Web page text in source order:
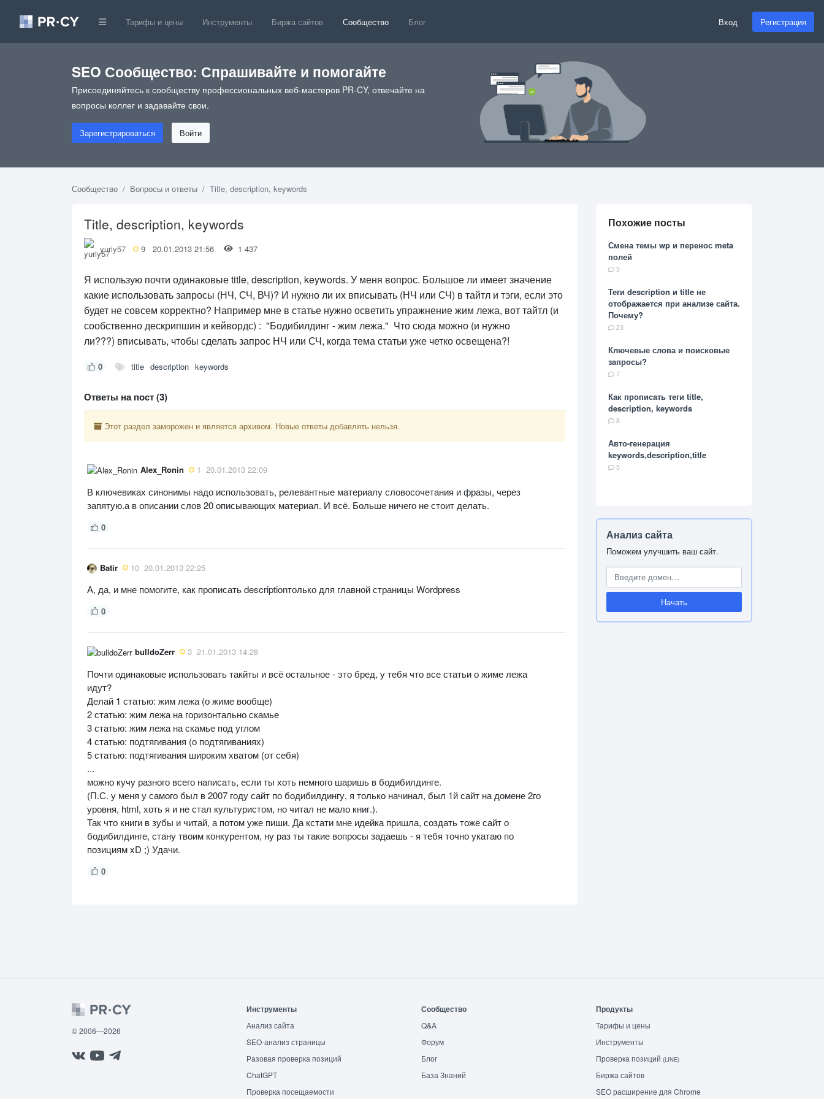
Тарифы и цены Инструменты Биржа сайтов Сообщество Блог Вход Регистрация
SEO Сообщество: Спрашивайте и помогайте
Присоединяйтесь к сообществу профессиональных веб-мастеров PR-CY, отвечайте на
вопросы коллег и задавайте свои.
Зарегистрироваться Войти
Сообщество Вопросы и ответы Title, description, keywords
Title, description, keywords
yuriy57 9 20.01.2013 21:56 1 437
Я использую почти одинаковые title, description, keywords. У меня вопрос. Большое ли имеет значение
какие использовать запросы (НЧ, СЧ, ВЧ)? И нужно ли их вписывать (НЧ или СЧ) в тайтл и тэги, если это
будет не совсем корректно? Например мне в статье нужно осветить упражнение жим лежа, вот тайтл (и
сообственно дескрипшин и кейвордс) : "Бодибилдинг - жим лежа." Что сюда можно (и нужно
ли???) вписывать, чтобы сделать запрос НЧ или СЧ, когда тема статьи уже четко освещена?!
0 title description keywords
Ответы на пост (3)
Этот раздел заморожен и является архивом. Новые ответы добавлять нельзя.
Alex_Ronin 1 20.01.2013 22:09
В ключевиках синонимы надо использовать, релевантные материалу словосочетания и фразы, через
запятую.а в описании слов 20 описывающих материал. И всё. Больше ничего не стоит делать.
0
Batir 10 20.01.2013 22:25
А, да, и мне помогите, как прописать descriptionтолько для главной страницы Wordpress
0
bulldoZerr 3 21.01.2013 14:28
Почти одинаковые использовать такйты и всё остальное - это бред, у тебя что все статьи о жиме лежа
идут?
Делай 1 статью: жим лежа (о жиме вообще)
2 статью: жим лежа на горизонтально скамье
3 статью: жим лежа на скамье под углом
4 статью: подтягивания (о подтягиваниях)
5 статью: подтягивания широким хватом (от себя)
...
можно кучу разного всего написать, если ты хоть немного шаришь в бодибилдинге.
(П.С. у меня у самого был в 2007 году сайт по бодибилдингу, я только начинал, был 1й сайт на домене 2го
уровня, html, хоть я и не стал культуристом, но читал не мало книг.).
Так что книги в зубы и читай, а потом уже пиши. Да кстати мне идейка пришла, создать тоже сайт о
бодибилдинге, стану твоим конкурентом, ну раз ты такие вопросы задаешь - я тебя точно укатаю по
позициям xD ;) Удачи.
0
Похожие посты
Смена темы wp и перенос meta
полей
3
Теги description и title не
отображается при анализе сайта.
Почему?
23
Ключевые слова и поисковые
запросы?
7
Как прописать теги title,
description, keywords
8
Авто-генерация
keywords,description,title
5
Анализ сайта
Поможем улучшить ваш сайт.
Начать
© 2006—2026
Инструменты
Анализ сайта
SEO-анализ страницы
Разовая проверка позиций
ChatGPT
Проверка посещаемости
Сообщество
Q&A
Форум
Блог
База Знаний
Продукты
Тарифы и цены
Инструменты
Проверка позиций (LINE)
Биржа сайтов
SEO расширение для Chrome